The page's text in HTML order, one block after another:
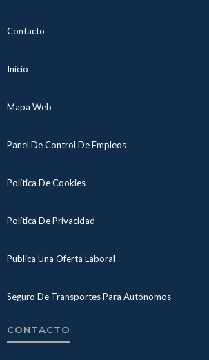
Contacto
Inicio
Mapa Web
Panel De Control De Empleos
Política De Cookies
Política De Privacidad
Publica Una Oferta Laboral
Seguro De Transportes Para Autónomos
CONTACTO